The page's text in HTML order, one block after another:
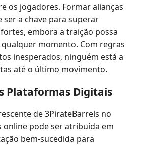
os jogadores. Formar alianças
ser a chave para superar
embora a traição possa
momento. Com regras
inesperados, ninguém está a
até o último movimento.
Plataformas Digitais
de 3PirateBarrels no
online pode ser atribuída em
bem-sucedida para